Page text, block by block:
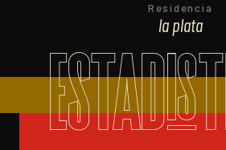
Residencia
la plata